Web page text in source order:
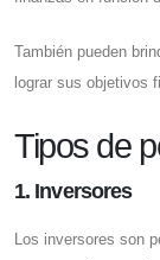
También pueden
lograr sus objetivos
Tipos de
1. Inversores
Los inversores son